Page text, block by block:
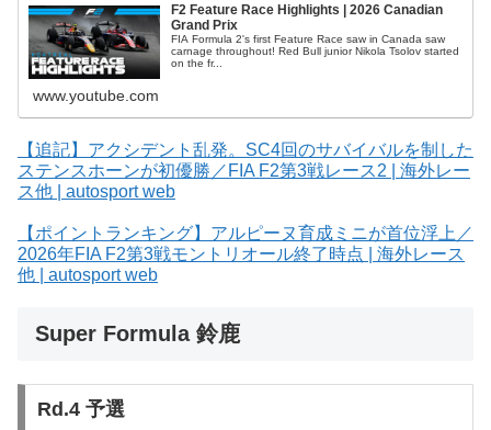
F2 Feature Race Highlights | 2026 Canadian
Grand Prix
FIA Formula 2's first Feature Race saw in Canada saw
carnage throughout! Red Bull junior Nikola Tsolov started
on the fr...
www.youtube.com
【追記】アクシデント乱発。SC4回のサバイバルを制した
ステンスホーンが初優勝／FIA F2第3戦レース2 | 海外レー
ス他 | autosport web
【ポイントランキング】アルピーヌ育成ミニが首位浮上／
2026年FIA F2第3戦モントリオール終了時点 | 海外レース
他 | autosport web
Super Formula 鈴鹿
Rd.4 予選